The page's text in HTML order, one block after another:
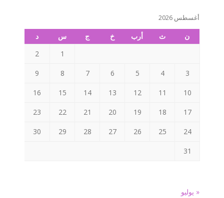
أغسطس 2026
ن ث أرب خ ج س
د
1
2
3
4
5
6
7
8
9
10
11
12
13
14
15
16
17
18
19
20
21
22
23
24
25
26
27
28
29
30
31
« يوليو